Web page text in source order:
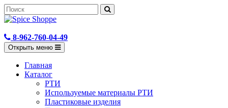
8-962-760-04-49
Открыть меню
Главная
Каталог
РТИ
Используемые материалы РТИ
Пластиковые изделия